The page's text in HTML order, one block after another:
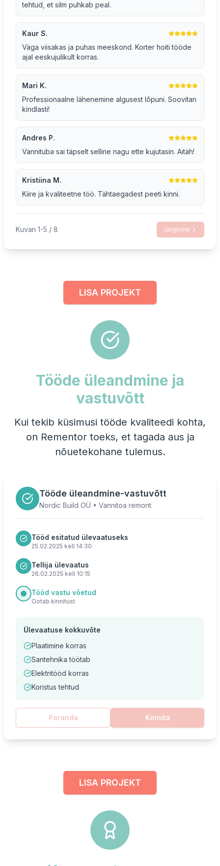
tehtud, et silm puhkab peal.
Kaur S.
Väga viisakas ja puhas meeskond. Korter hoiti tööde
ajal eeskujulikult korras.
Mari K.
Professionaalne lähenemine algusest lõpuni. Soovitan
kindlasti!
Andres P.
Vannituba sai täpselt selline nagu ette kujutasin. Aitäh!
Kristiina M.
Kiire ja kvaliteetne töö. Tähtaegadest peeti kinni.
Kuvan 1-5 / 8 Järgmine
LISA PROJEKT
Tööde üleandmine ja
vastuvõtt
Kui tekib küsimusi tööde kvaliteedi kohta,
on Rementor toeks, et tagada aus ja
nõuetekohane tulemus.
Tööde üleandmine-vastuvõtt
Nordic Build OÜ • Vannitoa remont
Tööd esitatud ülevaatuseks
25.02.2025 kell 14:30
Tellija ülevaatus
26.02.2025 kell 10:15
Tööd vastu võetud
Ootab kinnitust
Ülevaatuse kokkuvõte
Plaatimine korras
Santehnika töötab
Elektritööd korras
Koristus tehtud
Paranda Kinnita
LISA PROJEKT